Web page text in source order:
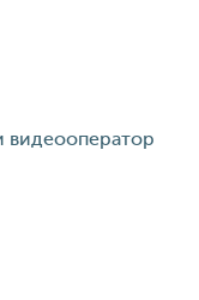
видеооператор